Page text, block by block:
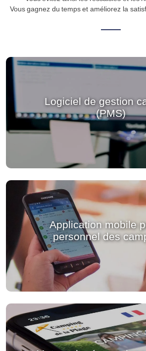
Vous gagnez du temps et améliorez la
Logiciel de gestion
(PMS)
Application mobile
personnel des